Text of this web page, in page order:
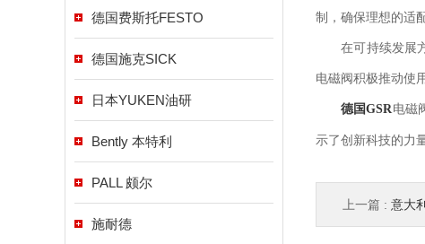
德国费斯托FESTO
德国施克SICK
日本YUKEN油研
Bently 本特利
PALL 颇尔
施耐德
制，确保理想的适
在可持续发展方
电磁阀积极推动使
德国GSR电磁
示了创新科技的力
上一篇 : 意大利